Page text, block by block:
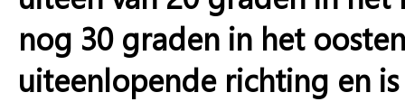
nog 30 graden in het
uiteenlopende richting en